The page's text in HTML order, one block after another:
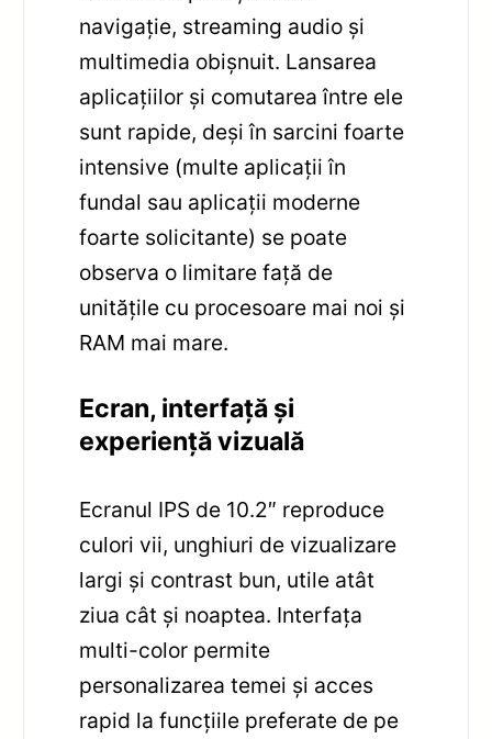
navigație, streaming audio și
multimedia obișnuit. Lansarea
aplicațiilor și comutarea între ele
sunt rapide, deși în sarcini foarte
intensive (multe aplicații în
fundal sau aplicații moderne
foarte solicitante) se poate
observa o limitare față de
unitățile cu procesoare mai noi și
RAM mai mare.
Ecran, interfață și
experiență vizuală
Ecranul IPS de 10.2″ reproduce
culori vii, unghiuri de vizualizare
largi și contrast bun, utile atât
ziua cât și noaptea. Interfața
multi-color permite
personalizarea temei și acces
rapid la funcțiile preferate de pe